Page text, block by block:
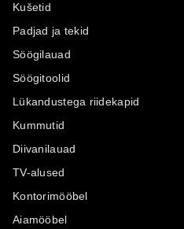
Kušetid
Padjad ja tekid
Söögilauad
Söögitoolid
Lükandustega riidekapid
Kummutid
Diivanilauad
TV-alused
Kontorimööbel
Aiamööbel